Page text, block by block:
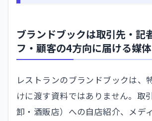
ブランドブックは取引先・記
フ・顧客の4方向に届ける媒体
レストランのブランドブックは、
けに渡す資料ではありません。取
卸・酒販店）への自店紹介、メデ